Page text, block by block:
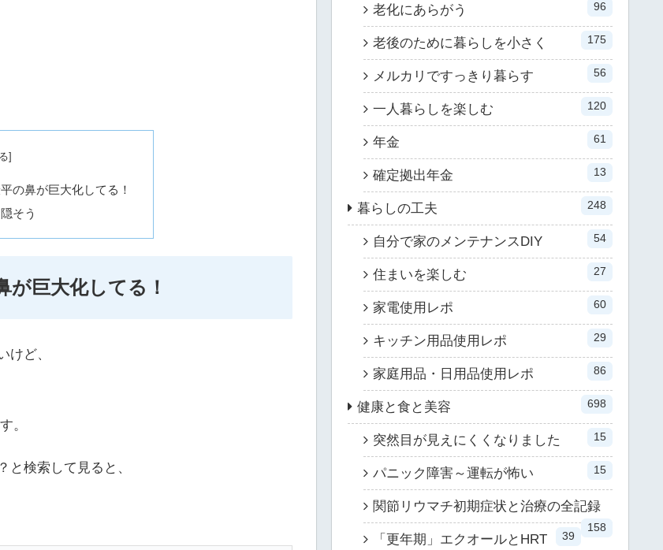
の鼻が巨大化してる！
そう
が巨大化してる！
けど、
。
検索して見ると、
老化にあらがう 96
老後のために暮らしを小さく 175
メルカリですっきり暮らす 56
一人暮らしを楽しむ 120
年金 61
確定拠出年金 13
暮らしの工夫 248
自分で家のメンテナンスDIY 54
住まいを楽しむ 27
家電使用レポ 60
キッチン用品使用レポ 29
家庭用品・日用品使用レポ 86
健康と食と美容 698
突然目が見えにくくなりました 15
パニック障害～運転が怖い 15
関節リウマチ初期症状と治療の全記録
158
「更年期」エクオールとHRT 39